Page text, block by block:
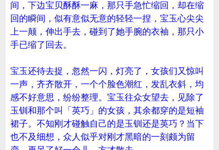
间，下边宝贝酥酥一麻，那只手急忙缩回，却在缩
回的瞬间，似有意似无意的轻轻一捏，宝玉心尖尖
上一颠，伸出手去，碰到了她手腕的衣袖，那只小
手已缩了回去。
宝玉还待去捉，忽然一闪，灯亮了，女孩们又惊叫
一声，齐齐散开，一个个脸色潮红，发乱衣斜，均
感不好意思，纷纷整理。宝玉往众女望去，见除了
玉钏和那个叫「英巧」的女孩，其余都穿的是短袖
裙子。不知刚才碰触自己的是玉钏还是英巧？当下
也不及细想，众人似乎对刚才黑暗的一刻颇为留